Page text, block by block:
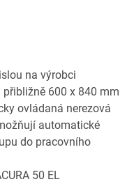
na výrobci
600 x 840 mm
ovládaná nerezová
automatické
do pracovního